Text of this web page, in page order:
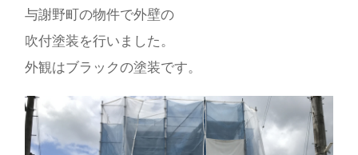
与謝野町の物件で外壁の
吹付塗装を行いました。
外観はブラックの塗装です。